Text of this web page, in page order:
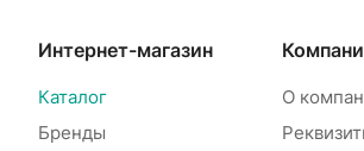
Интернет-магазин
Каталог
Бренды
О